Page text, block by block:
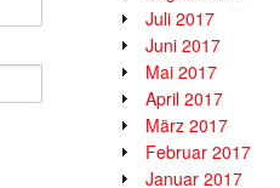
Juli 2017
Juni 2017
Mai 2017
April 2017
März 2017
Februar 2017
Januar 2017